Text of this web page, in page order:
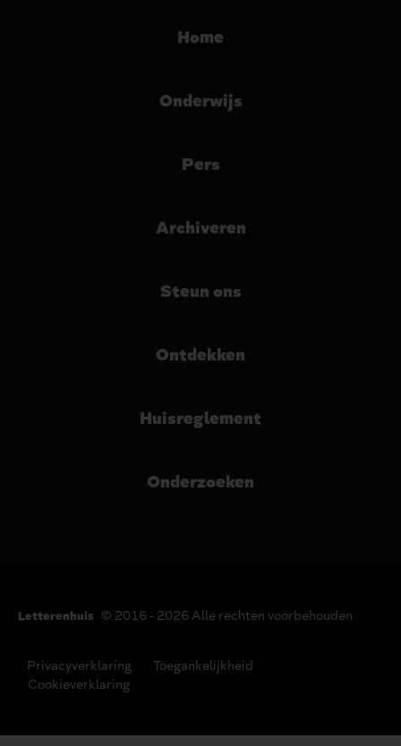
Home
Onderwijs
Pers
Archiveren
Steun ons
Ontdekken
Huisreglement
Onderzoeken
Letterenhuis © 2016 - 2026 Alle rechten voorbehouden
Privacyverklaring
Toegankelijkheid
Cookieverklaring